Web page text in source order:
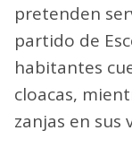
pretenden
partido de
habitantes
cloacas,
zanjas en sus